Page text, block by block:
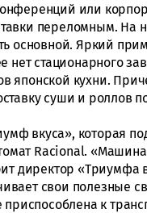
или
переломным. На
основной. Яркий
нет стационарного
японской кухни.
суши и роллов
вкуса», которая
Racional.
директор
свои полезные
приспособлена к